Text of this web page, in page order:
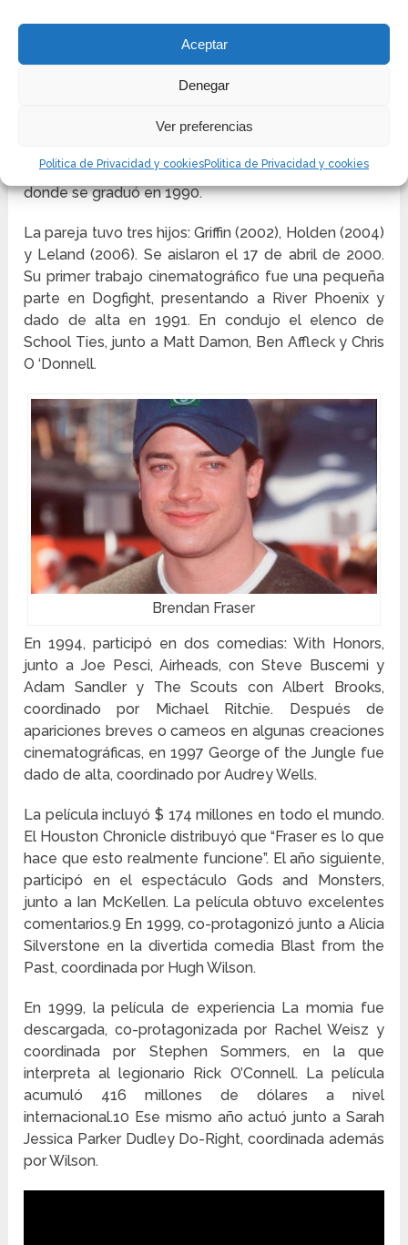
Aceptar
Denegar
Ver preferencias
Politica de Privacidad y cookiesPolitica de Privacidad y cookies
minutos. Él tiene tres parientes más establecidos,
Kevin, Regan y Sean. Él es de inmersión irlandesa,
escocesa, alemana, checa y francesa canadiense.
obras de teatro y musicales en el West End. Fue al
manera, al Cornish College of the Arts en Seattle,
donde se graduó en 1990.
La pareja tuvo tres hijos: Griffin (2002), Holden (2004)
y Leland (2006). Se aislaron el 17 de abril de 2000.
Su primer trabajo cinematográfico fue una pequeña
parte en Dogfight, presentando a River Phoenix y
dado de alta en 1991. En condujo el elenco de
School Ties, junto a Matt Damon, Ben Affleck y Chris
O ‘Donnell.
Brendan Fraser
En 1994, participó en dos comedias: With Honors,
junto a Joe Pesci, Airheads, con Steve Buscemi y
Adam Sandler y The Scouts con Albert Brooks,
coordinado por Michael Ritchie. Después de
apariciones breves o cameos en algunas creaciones
cinematográficas, en 1997 George of the Jungle fue
dado de alta, coordinado por Audrey Wells.
La película incluyó $ 174 millones en todo el mundo.
El Houston Chronicle distribuyó que “Fraser es lo que
hace que esto realmente funcione”. El año siguiente,
participó en el espectáculo Gods and Monsters,
junto a Ian McKellen. La película obtuvo excelentes
comentarios.9 En 1999, co-protagonizó junto a Alicia
Silverstone en la divertida comedia Blast from the
Past, coordinada por Hugh Wilson.
En 1999, la película de experiencia La momia fue
descargada, co-protagonizada por Rachel Weisz y
coordinada por Stephen Sommers, en la que
interpreta al legionario Rick O’Connell. La película
acumuló 416 millones de dólares a nivel
internacional.10 Ese mismo año actuó junto a Sarah
Jessica Parker Dudley Do-Right, coordinada además
por Wilson.